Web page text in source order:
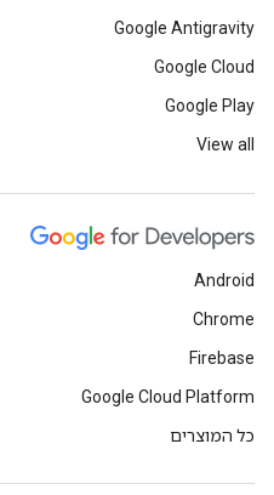
Google Antigravity
Google Cloud
Google Play
View all
Android
Chrome
Firebase
Google Cloud Platform
כל המוצרים